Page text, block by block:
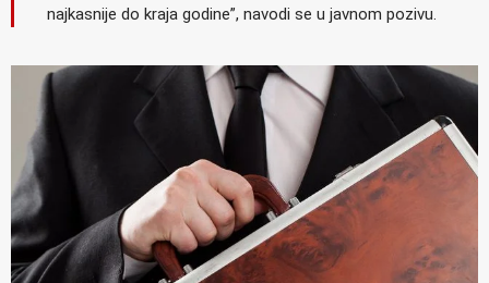
najkasnije do kraja godine”, navodi se u javnom pozivu.